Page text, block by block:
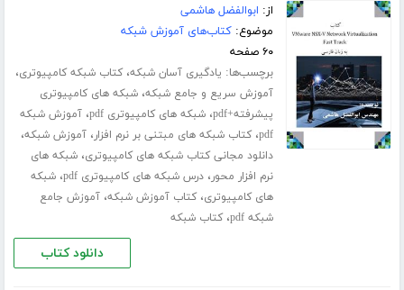
از: ابوالفضل هاشمی
موضوع:کتاب‌های آموزش شبکه
۶۰ صفحه
برچسب‌ها: یادگیری آسان شبکه،کتاب شبکه کامپیوتری،
آموزش سریع و جامع شبکه،شبکه های کامپیوتری
پیشرفته+pdf
،شبکه های کامپیوتری pdf ،آموزش شبکه
pdf،کتاب شبکه های مبتنی بر نرم افزار،آموزش شبکه،
دانلود مجانی کتاب شبکه های کامپیوتری،شبکه های
نرم افزار محور،درس شبکه های کامپیوتری pdf ،شبکه
های کامپیوتری،کتاب آموزش شبکه،آموزش جامع
شبکه pdf
،کتاب شبکه
دانلود کتاب